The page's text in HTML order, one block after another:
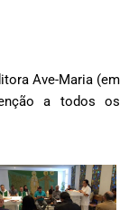
Ave-Maria (em
a todos os